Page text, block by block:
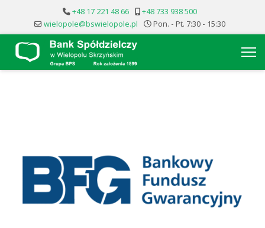
+48 17 221 48 66
+48 733 938 500
wielopole@bswielopole.pl
Pon. - Pt. 7:30 - 15:30